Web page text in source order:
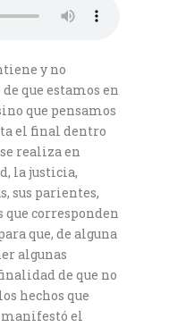
y no
que estamos en
que pensamos
el final dentro
realiza en
la justicia,
sus parientes,
que corresponden
que, de alguna
algunas
de que no
hechos que
manifestó el